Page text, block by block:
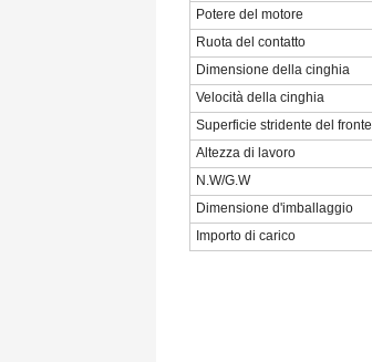
Potere del motore
Ruota del contatto
Dimensione della cinghia
Velocità della cinghia
Superficie stridente del fronte
Altezza di lavoro
N.W/G.W
Dimensione d'imballaggio
Importo di carico